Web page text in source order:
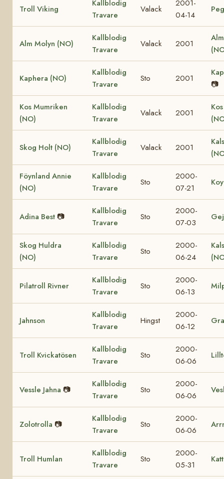
Troll Viking
Kallblodig
Travare
Valack
2001-
04-14
Alm Molyn (NO)
Kallblodig
Travare
Valack 2001
Kaphera (NO)
Kallblodig
Travare
Sto 2001
📷
Kos Mumriken
(NO)
Kallblodig
Travare
Valack 2001
Skog Holt (NO)
Kallblodig
Travare
Valack 2001
Föynland Annie
(NO)
Kallblodig
Travare
Sto
2000-
07-21
Adina Best 📷
Kallblodig
Travare
Sto
2000-
07-03
Skog Huldra
(NO)
Kallblodig
Travare
Sto
2000-
06-24
Pilatroll Rivner
Kallblodig
Travare
Sto
2000-
06-13
Jahnson
Kallblodig
Travare
Hingst
2000-
06-12
Troll Kvickatösen
Kallblodig
Travare
Sto
2000-
06-06
Vessle Jahna 📷
Kallblodig
Travare
Sto
2000-
06-06
Zolotrolla 📷
Kallblodig
Travare
Sto
2000-
06-06
Troll Humlan
Kallblodig
Travare
Sto
2000-
05-31